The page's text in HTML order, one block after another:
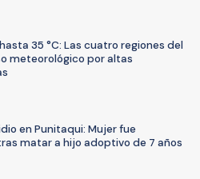
35 °C: Las cuatro regiones del
meteorológico por altas
en Punitaqui: Mujer fue
matar a hijo adoptivo de 7 años